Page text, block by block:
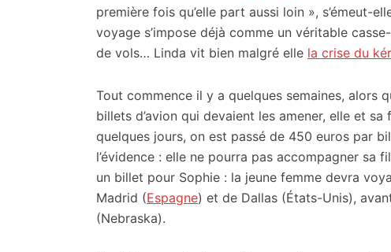
première fois qu’elle part aussi loin », s’émeut-
voyage s’impose déjà comme un véritable
de vols… Linda vit bien malgré elle la crise du
Tout commence il y a quelques semaines, alors
billets d’avion qui devaient les amener, elle et sa
quelques jours, on est passé de 450 euros par
l’évidence : elle ne pourra pas accompagner sa
un billet pour Sophie : la jeune femme devra
Madrid (Espagne) et de Dallas (États-Unis),
(Nebraska).